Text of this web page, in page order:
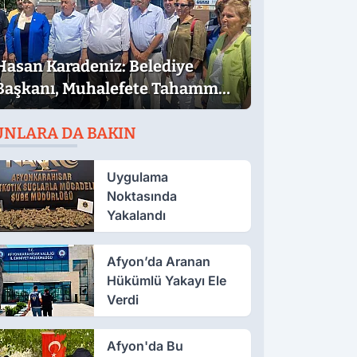
Karadeniz: Belediye
Muhalefete Tahammül
DA BAKIN
Uygulama
Noktasında
Yakalandı
Afyon’da Aranan
Hükümlü Yakayı Ele
Verdi
Afyon'da Bu